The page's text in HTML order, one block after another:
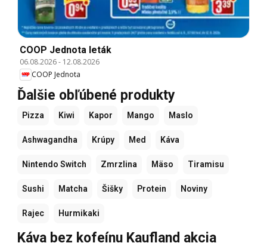
COOP Jednota leták
06.08.2026- 12.08.2026
COOP Jednota
Ďalšie obľúbené produkty
Pizza Kiwi Kapor Mango Maslo
Ashwagandha Krúpy Med Káva
Nintendo Switch Zmrzlina Mäso Tiramisu
Sushi Matcha Šišky Protein Noviny
Rajec Hurmikaki
Káva bez kofeínu Kaufland akcia